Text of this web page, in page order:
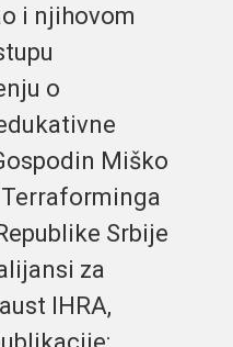
i njihovom
o
Miško
Srbije
za
IHRA,